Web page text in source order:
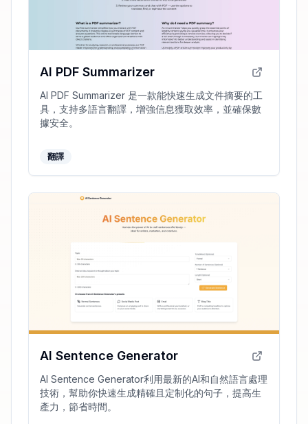
AI PDF Summarizer
AI PDF Summarizer 是一款能快速生成文件摘要的工
具，支持多語言翻譯，增強信息獲取效率，並確保數
據安全。
翻譯
AI Sentence Generator
AI Sentence Generator利用最新的AI和自然語言處理
技術，幫助你快速生成精確且定制化的句子，提高生
產力，節省時間。